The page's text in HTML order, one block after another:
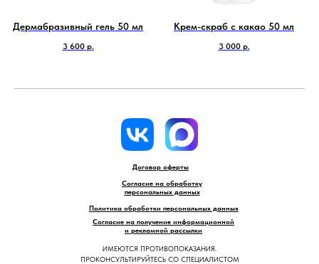
Дермабразивный гель 50 мл
3 600 р.
Крем-скраб с какао 50 мл
3 000 р.
ИМЕЮТСЯ ПРОТИВОПОКАЗАНИЯ.
ПРОКОНСУЛЬТИРУЙТЕСЬ СО СПЕЦИАЛИСТОМ
Договор оферты
Согласие на получение информационной
и рекламной рассылки
Политика обработки персональных данных
Согласие на обработку
персональных данных